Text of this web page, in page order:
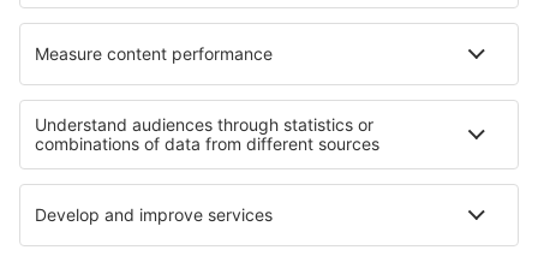
AGB
Meine Reservierung
Datenschutz
Hilfe und Kontakt
Privatsphäre